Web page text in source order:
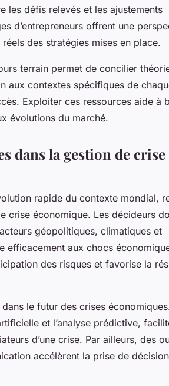
les défis relevés et les ajustements
d’entrepreneurs offrent une
des stratégies mises en place.
terrain permet de concilier
aux contextes spécifiques de
Exploiter ces ressources aide à
évolutions du marché.
dans la gestion de crise
rapide du contexte mondial,
crise économique. Les décideurs
géopolitiques, climatiques et
efficacement aux chocs
des risques et favorise la
le futur des crises
et l’analyse prédictive,
d’une crise. Par ailleurs, des
accélèrent la prise de